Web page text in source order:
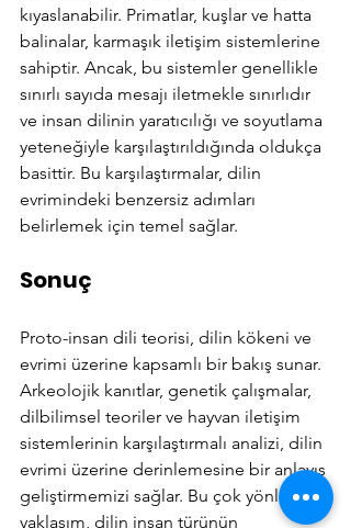
kıyaslanabilir. Primatlar, kuşlar ve hatta
balinalar, karmaşık iletişim sistemlerine
sahiptir. Ancak, bu sistemler genellikle
sınırlı sayıda mesajı iletmekle sınırlıdır
ve insan dilinin yaratıcılığı ve soyutlama
yeteneğiyle karşılaştırıldığında oldukça
basittir. Bu karşılaştırmalar, dilin
evrimindeki benzersiz adımları
belirlemek için temel sağlar.
Sonuç
Proto-insan dili teorisi, dilin kökeni ve
evrimi üzerine kapsamlı bir bakış sunar.
Arkeolojik kanıtlar, genetik çalışmalar,
dilbilimsel teoriler ve hayvan iletişim
sistemlerinin karşılaştırmalı analizi, dilin
evrimi üzerine derinlemesine bir anlayış
geliştirmemizi sağlar. Bu çok yönlü
yaklaşım, dilin insan türünün